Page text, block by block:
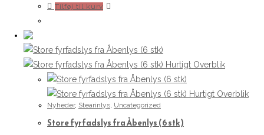
Tilføj til kurv
Hurtigt Overblik
Hurtigt Overblik
Nyheder, Stearinlys, Uncategorized
Store fyrfadslys fra Åbenlys (6 stk)